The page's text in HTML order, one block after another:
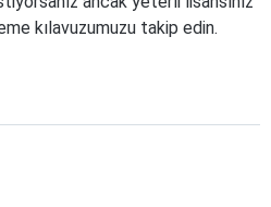
kılavuzumuzu takip edin.